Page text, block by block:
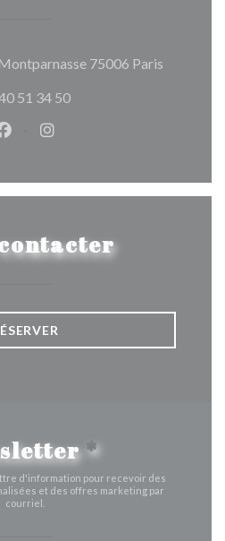
75006 Paris((ouvre
51 34 50
Facebook ((ouvre une
Instagram ((ouvre une
*
d'information pour recevoir des
et des offres marketing par
courriel.